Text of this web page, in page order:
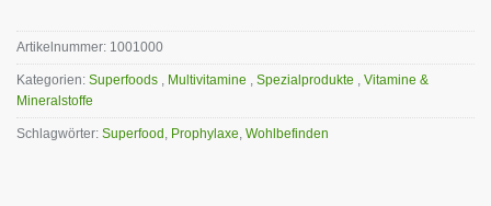
Artikelnummer: 1001000
Kategorien: Superfoods , Multivitamine , Spezialprodukte , Vitamine &
Mineralstoffe
Schlagwörter: Superfood , Prophylaxe, Wohlbefinden